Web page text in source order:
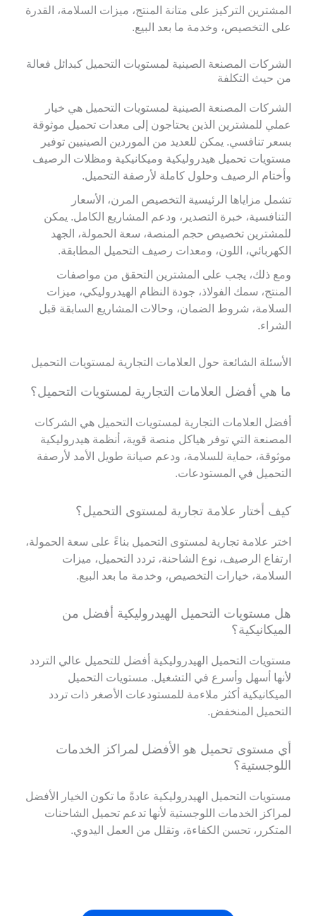
المشترين التركيز على متانة المنتج، ميزات السلامة، القدرة
على التخصيص، وخدمة ما بعد البيع.
الشركات المصنعة الصينية لمستويات التحميل كبدائل فعالة
من حيث التكلفة
الشركات المصنعة الصينية لمستويات التحميل هي خيار
عملي للمشترين الذين يحتاجون إلى معدات تحميل موثوقة
بسعر تنافسي. يمكن للعديد من الموردين الصينيين توفير
مستويات تحميل هيدروليكية وميكانيكية ومظلات الرصيف
وأختام الرصيف وحلول كاملة لأرصفة التحميل.
تشمل مزاياها الرئيسية التخصيص المرن، الأسعار
التنافسية، خبرة التصدير، ودعم المشاريع الكامل. يمكن
للمشترين تخصيص حجم المنصة، سعة الحمولة، الجهد
الكهربائي، اللون، ومعدات رصيف التحميل المطابقة.
ومع ذلك، يجب على المشترين التحقق من مواصفات
المنتج، سمك الفولاذ، جودة النظام الهيدروليكي، ميزات
السلامة، شروط الضمان، وحالات المشاريع السابقة قبل
الشراء.
الأسئلة الشائعة حول العلامات التجارية لمستويات التحميل
ما هي أفضل العلامات التجارية لمستويات التحميل؟
أفضل العلامات التجارية لمستويات التحميل هي الشركات
المصنعة التي توفر هياكل منصة قوية، أنظمة هيدروليكية
موثوقة، حماية للسلامة، ودعم صيانة طويل الأمد لأرصفة
التحميل في المستودعات.
كيف أختار علامة تجارية لمستوى التحميل؟
اختر علامة تجارية لمستوى التحميل بناءً على سعة الحمولة،
ارتفاع الرصيف، نوع الشاحنة، تردد التحميل، ميزات
السلامة، خيارات التخصيص، وخدمة ما بعد البيع.
هل مستويات التحميل الهيدروليكية أفضل من
الميكانيكية؟
مستويات التحميل الهيدروليكية أفضل للتحميل عالي التردد
لأنها أسهل وأسرع في التشغيل. مستويات التحميل
الميكانيكية أكثر ملاءمة للمستودعات الأصغر ذات تردد
التحميل المنخفض.
أي مستوى تحميل هو الأفضل لمراكز الخدمات
اللوجستية؟
مستويات التحميل الهيدروليكية عادةً ما تكون الخيار الأفضل
لمراكز الخدمات اللوجستية لأنها تدعم تحميل الشاحنات
المتكرر، تحسن الكفاءة، وتقلل من العمل اليدوي.